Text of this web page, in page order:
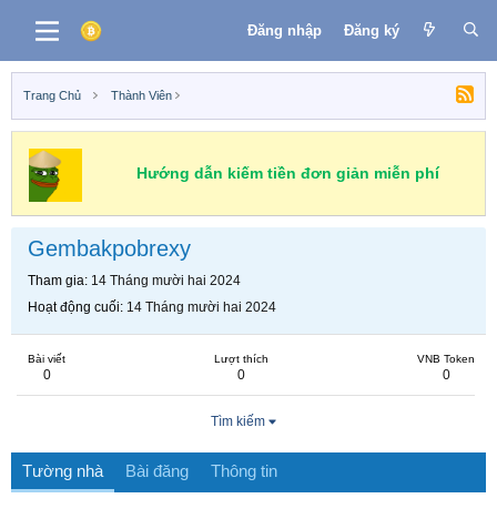
Đăng nhập Đăng ký
Trang Chủ Thành Viên
Hướng dẫn kiếm tiền đơn giản miễn phí
Gembakpobrexy
Tham gia 14 Tháng mười hai 2024
Hoạt động cuối 14 Tháng mười hai 2024
Bài viết
0
Lượt thích
0
VNB Token
0
Tìm kiếm
Tường nhà Bài đăng Thông tin